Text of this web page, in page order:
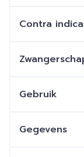
Contra
Gebruik
Gegevens